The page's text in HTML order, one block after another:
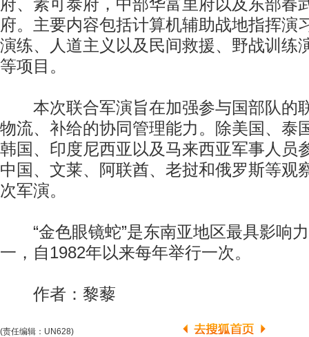
府、素可泰府，中部华富里府以及东部春
府。主要内容包括计算机辅助战地指挥演
演练、人道主义以及民间救援、野战训练
等项目。
本次联合军演旨在加强参与国部队的
物流、补给的协同管理能力。除美国、泰
韩国、印度尼西亚以及马来西亚军事人员
中国、文莱、阿联酋、老挝和俄罗斯等观
次军演。
“金色眼镜蛇”是东南亚地区最具影响
一，自1982年以来每年举行一次。
作者：黎藜
(责任编辑：UN628)